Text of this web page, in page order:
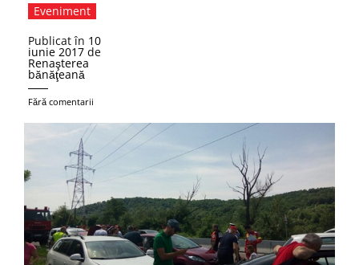
Eveniment
Publicat în 10
iunie 2017 de
Renaşterea
bănăţeană
Fără comentarii